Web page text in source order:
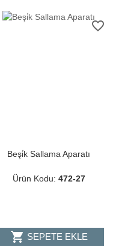
favorite_border
Beşi̇k Sallama Aparatı
Ürün Kodu: 472-27
shopping_cart SEPETE EKLE